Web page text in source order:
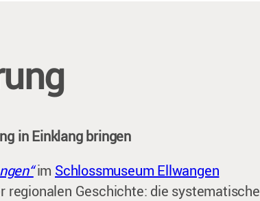
in Einklang bringen
im Schlossmuseum Ellwangen
Geschichte: die systematische